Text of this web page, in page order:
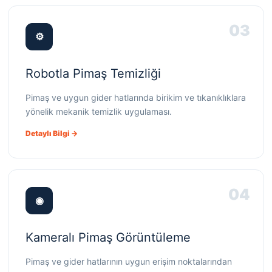
03
⚙
Robotla Pimaş Temizliği
Pimaş ve uygun gider hatlarında birikim ve tıkanıklıklara
yönelik mekanik temizlik uygulaması.
Detaylı Bilgi →
04
◉
Kameralı Pimaş Görüntüleme
Pimaş ve gider hatlarının uygun erişim noktalarından